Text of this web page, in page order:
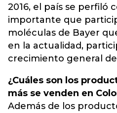
2016, el país se perfiló
importante que
moléculas de Bayer
en la actualidad,
crecimiento general
¿Cuáles son los
más se venden en
Además de los